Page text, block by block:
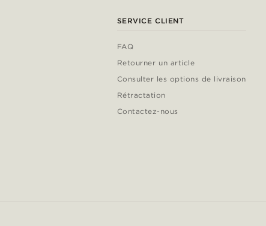
SERVICE CLIENT
FAQ
Retourner un article
Consulter les options de livraison
Rétractation
Contactez-nous